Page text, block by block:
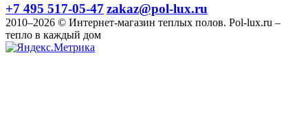
+7 495 517-05-47 zakaz@pol-lux.ru
2010–2026 © Интернет-магазин теплых полов. Pol-lux.ru –
тепло в каждый дом